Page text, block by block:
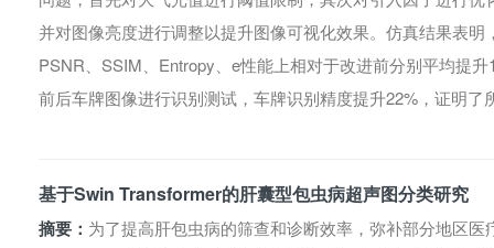
并对图像亮度进行调整以提升图像可视化效果。仿真结果表
PSNR、SSIM、Entropy、e性能上相对于改进前分别平均提
前后车牌图像进行识别测试，车牌识别精度提升22%，证明了
基于Swin Transformer的肝囊型包虫病超声图分类研究
摘要： 为了提高肝包虫病的筛查和诊断效率，弥补部分地区